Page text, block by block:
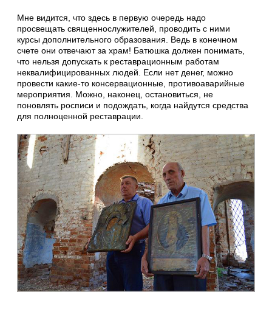
Мне видится, что здесь в первую очередь надо
просвещать священнослужителей, проводить с ними
курсы дополнительного образования. Ведь в конечном
счете они отвечают за храм! Батюшка должен понимать,
что нельзя допускать к реставрационным работам
неквалифицированных людей. Если нет денег, можно
провести какие-то консервационные, противоаварийные
мероприятия. Можно, наконец, остановиться, не
поновлять росписи и подождать, когда найдутся средства
для полноценной реставрации.